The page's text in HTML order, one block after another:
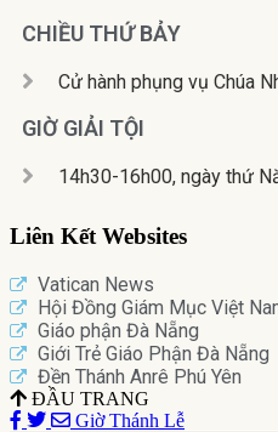
CHIỀU THỨ BẢY
Cử hành phụng vụ Chúa
GIỜ GIẢI TỘI
14h30-16h00, ngày thứ
Liên Kết Websites
Vatican News
Hội Đồng Giám Mục Việt
Giáo phận Đà Nẵng
Giới Trẻ Giáo Phận Đà Nẵng
Đền Thánh Anrê Phú Yên
ĐẦU TRANG
Giờ Thánh Lễ